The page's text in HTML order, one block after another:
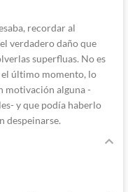
recordar al
verdadero daño que
superfluas. No es
el último momento, lo
motivación alguna -
y que podía haberlo
despeinarse.